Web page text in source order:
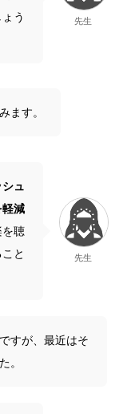
う
先生
ます。
ュ
軽減
を聴
と
先生
すが、最近はそ
。